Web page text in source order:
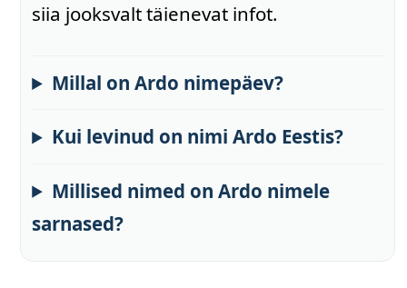
siia jooksvalt täienevat infot.
Millal on Ardo nimepäev?
Kui levinud on nimi Ardo Eestis?
Millised nimed on Ardo nimele
sarnased?